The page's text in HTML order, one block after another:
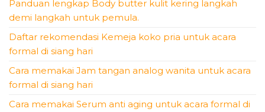
Panduan lengkap Body butter kulit kering langkah
demi langkah untuk pemula.
Daftar rekomendasi Kemeja koko pria untuk acara
formal di siang hari
Cara memakai Jam tangan analog wanita untuk acara
formal di siang hari
Cara memakai Serum anti aging untuk acara formal di